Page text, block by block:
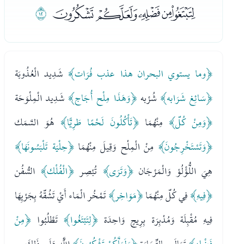
ﭪﭫﭬﭭﭮ ﭯ
﴿وما يستوي البحران هذا عذب فُرَات﴾ شَدِيد الْعُذُوبَة
﴿سَائِغ شَرَابه﴾ شُرْبه﴿وَهَذَا مِلْح أُجَاج﴾ شَدِيد الْمِلْوَحَة
﴿وَمِنْ كُلّ﴾ مِنْهُمَا﴿تَأْكُلُونَ لَحْمًا طَرِيًّا﴾ هُوَ السَّمَك
﴿وَتَسْتَخْرِجُونَ﴾ مِنْ الْمِلْح وَقِيلَ مِنْهُمَا﴿حِلْيَة تَلْبَسُونَهَا﴾
هِيَ اللُّؤْلُؤ وَالْمَرْجَان﴿وَتَرَى﴾ تُبْصِر ﴿الْفُلْك﴾ السُّفُن
﴿فِيهِ﴾فِي كُلّ مِنْهُمَا﴿مَوَاخِر﴾تَمْخُر الْمَاء أَيْ تَشُقّهُ بِجَرْيِهَا
فِيهِ مُقْبِلَة وَمُدْبِرَة بِرِيحٍ وَاحِدَة ﴿لِتَبْتَغُوا﴾ تَطْلُبُوا ﴿مِنْ